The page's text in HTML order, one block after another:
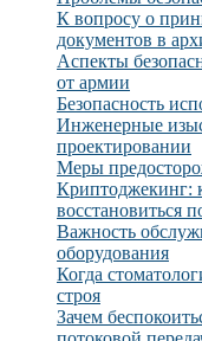
К вопросу о
документов в
Аспекты
от армии
Безопасность
Инженерные
проектировании
Меры
Криптоджекинг:
восстановиться
Важность
оборудования
Когда
строя
Зачем